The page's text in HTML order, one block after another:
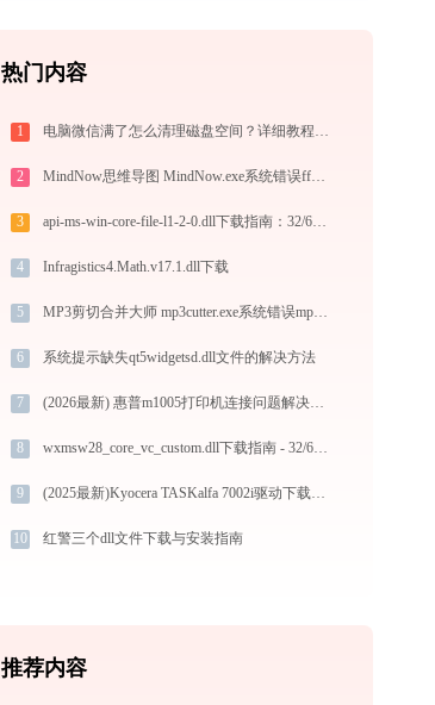
热门内容
1 电脑微信满了怎么清理磁盘空间？详细教程解析
2 MindNow思维导图 MindNow.exe系统错误ffmpeg.dll丢失如何解决
3 api-ms-win-core-file-l1-2-0.dll下载指南：32/64位系统官方免费版获取与修复
4 Infragistics4.Math.v17.1.dll下载
5 MP3剪切合并大师 mp3cutter.exe系统错误mp3dec2.dll丢失如何解决
6 系统提示缺失qt5widgetsd.dll文件的解决方法
7 (2026最新) 惠普m1005打印机连接问题解决方法 - 金山毒霸
8 wxmsw28_core_vc_custom.dll下载指南 - 32/64位系统官方免费版 | 解决DLL缺失问题
9 (2025最新)Kyocera TASKalfa 7002i驱动下载（Win10/Win11）图文安装教程
10 红警三个dll文件下载与安装指南
推荐内容